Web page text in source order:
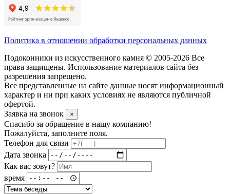
Политика в отношении обработки персональных данных
Подоконники из искусственного камня © 2005-2026 Все
права защищены. Использование материалов сайта без
разрешения запрещено.
Все представленные на сайте данные носят информационный
характер и ни при каких условиях не являются публичной
офертой.
Заявка на звонок
×
Спасибо за обращение в нашу компанию!
Пожалуйста, заполните поля.
Телефон для связи
Дата звонка
Как вас зовут?
время